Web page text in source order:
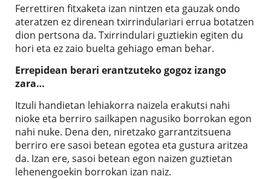
Ferrettiren fitxaketa izan nintzen eta gauzak ondo
ateratzen ez direnean txirrindulariari errua botatzen
dion pertsona da. Txirrindulari guztiekin egiten du
hori eta ez zaio buelta gehiago eman behar.
Errepidean berari erantzuteko gogoz izango
zara…
Itzuli handietan lehiakorra naizela erakutsi nahi
nioke eta berriro sailkapen nagusiko borrokan egon
nahi nuke. Dena den, niretzako garrantzitsuena
berriro ere sasoi betean egotea eta gustura aritzea
da. Izan ere, sasoi betean egon naizen guztietan
lehenengoekin borrokan izan naiz.